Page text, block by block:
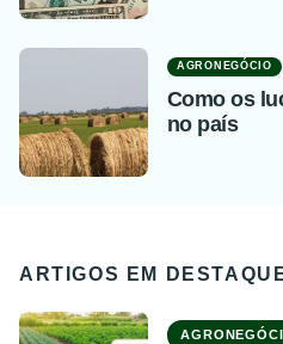
AGRONEGÓCIO
Como os
no país
ARTIGOS EM